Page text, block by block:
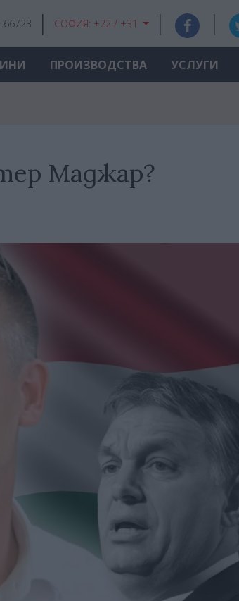
СОФИЯ: +22 / +31
ПРОИЗВОДСТВА УСЛУГИ
Маджар?